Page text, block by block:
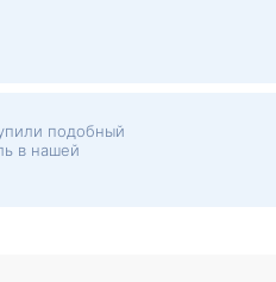
подобный
в нашей